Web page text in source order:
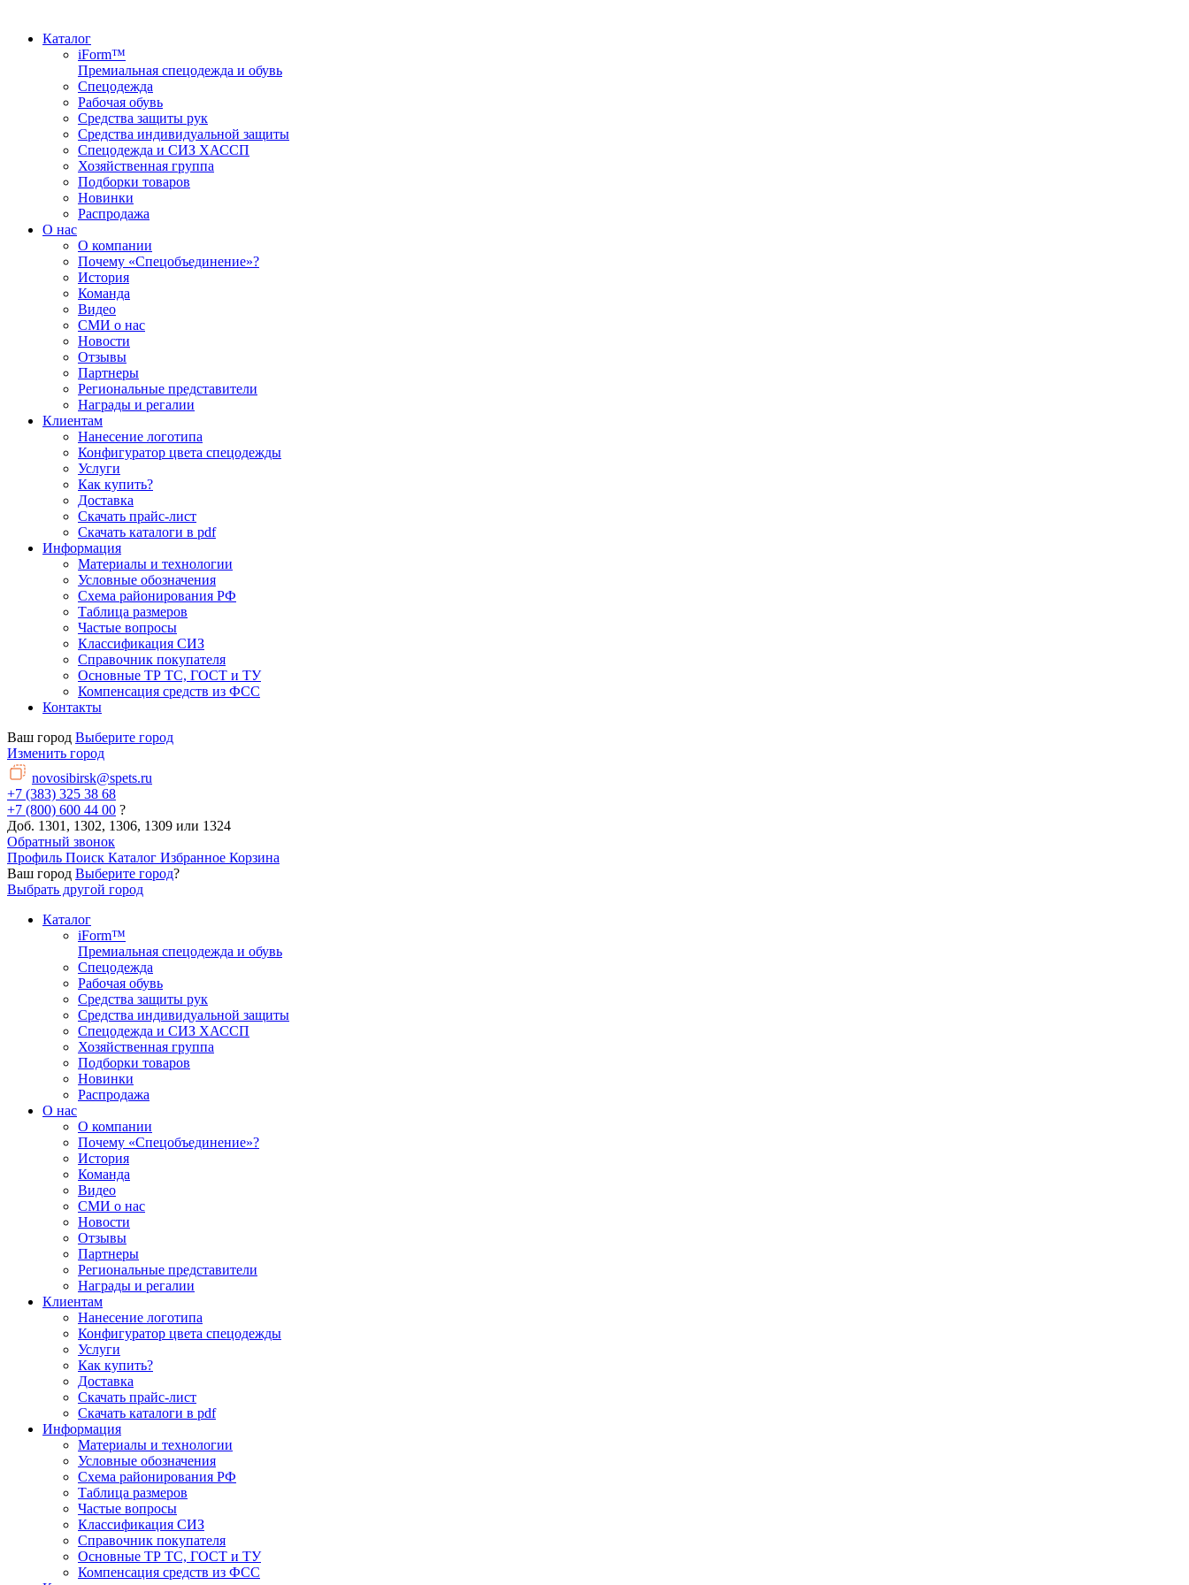
Каталог
iForm™
Премиальная спецодежда и обувь
Спецодежда
Рабочая обувь
Средства защиты рук
Средства индивидуальной защиты
Спецодежда и СИЗ ХАССП
Хозяйственная группа
Подборки товаров
Новинки
Распродажа
О нас
О компании
Почему «Спецобъединение»?
История
Команда
Видео
СМИ о нас
Новости
Отзывы
Партнеры
Региональные представители
Награды и регалии
Клиентам
Нанесение логотипа
Конфигуратор цвета спецодежды
Услуги
Как купить?
Доставка
Скачать прайс-лист
Скачать каталоги в pdf
Информация
Материалы и технологии
Условные обозначения
Схема районирования РФ
Таблица размеров
Частые вопросы
Классификация СИЗ
Справочник покупателя
Основные ТР ТС, ГОСТ и ТУ
Компенсация средств из ФСС
Контакты
Ваш город Выберите город
Изменить город
novosibirsk@spets.ru
+7 (383) 325 38 68
+7 (800) 600 44 00 ?
Доб. 1301, 1302, 1306, 1309 или 1324
Обратный звонок
Профиль Поиск Каталог Избранное Корзина
Ваш город Выберите город?
Выбрать другой город
Каталог
iForm™
Премиальная спецодежда и обувь
Спецодежда
Рабочая обувь
Средства защиты рук
Средства индивидуальной защиты
Спецодежда и СИЗ ХАССП
Хозяйственная группа
Подборки товаров
Новинки
Распродажа
О нас
О компании
Почему «Спецобъединение»?
История
Команда
Видео
СМИ о нас
Новости
Отзывы
Партнеры
Региональные представители
Награды и регалии
Клиентам
Нанесение логотипа
Конфигуратор цвета спецодежды
Услуги
Как купить?
Доставка
Скачать прайс-лист
Скачать каталоги в pdf
Информация
Материалы и технологии
Условные обозначения
Схема районирования РФ
Таблица размеров
Частые вопросы
Классификация СИЗ
Справочник покупателя
Основные ТР ТС, ГОСТ и ТУ
Компенсация средств из ФСС